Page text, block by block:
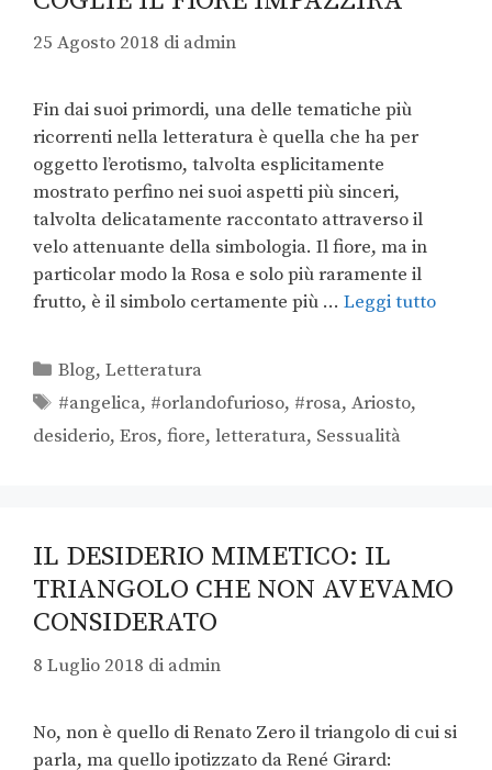
25 Agosto 2018 di admin
Fin dai suoi primordi, una delle tematiche più
ricorrenti nella letteratura è quella che ha per
oggetto l’erotismo, talvolta esplicitamente
mostrato perfino nei suoi aspetti più sinceri,
talvolta delicatamente raccontato attraverso il
velo attenuante della simbologia. Il fiore, ma in
particolar modo la Rosa e solo più raramente il
frutto, è il simbolo certamente più … Leggi tutto
Blog,Letteratura
#angelica, #orlandofurioso, #rosa,Ariosto,
desiderio, Eros, fiore, letteratura, Sessualità
IL DESIDERIO MIMETICO: IL
TRIANGOLO CHE NON AVEVAMO
CONSIDERATO
8 Luglio 2018 di admin
No, non è quello di Renato Zero il triangolo di cui si
parla, ma quello ipotizzato da René Girard: